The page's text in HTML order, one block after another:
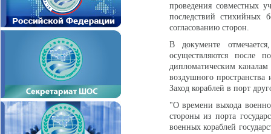
проведения совместных
последствий стихийных
согласованию сторон.
В документе
осуществляются после
дипломатическим каналам
воздушного
Заход кораблей в порт
"О времени выхода
стороны из порта
военных кораблей